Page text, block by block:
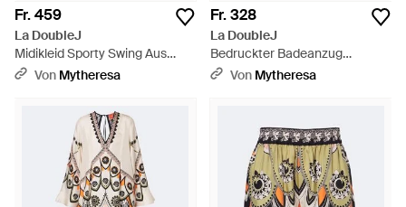
Fr. 459
La DoubleJ
Midikleid Sporty Swing Aus
Baumwoll-Jersey - Blau
Von Mytheresa
Fr. 328
La DoubleJ
Bedruckter Badeanzug
Goddess - Blau
Von Mytheresa